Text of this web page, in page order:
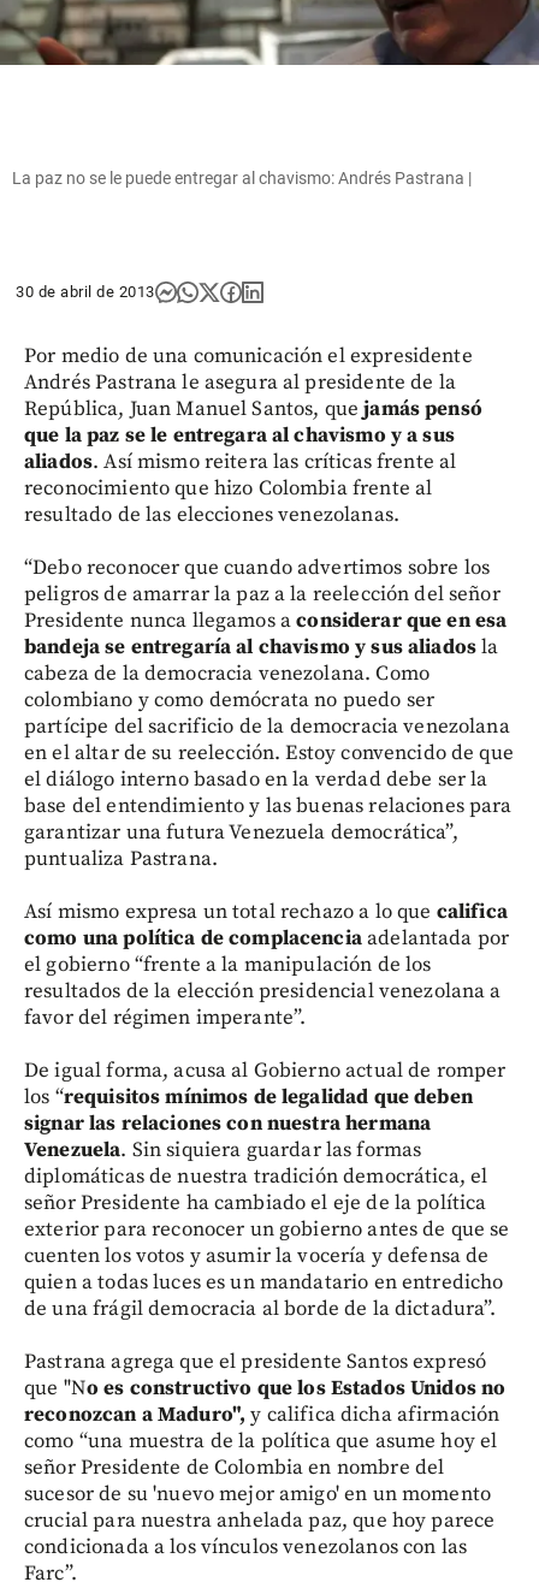
La paz no se le puede entregar al chavismo: Andrés Pastrana |
30 de abril de 2013
Por medio de una comunicación el expresidente
Andrés Pastrana le asegura al presidente de la
República, Juan Manuel Santos, quejamás pensó
que la paz se le entregara al chavismo y a sus
aliados. Así mismo reitera las críticas frente al
reconocimiento que hizo Colombia frente al
resultado de las elecciones venezolanas.
“Debo reconocer que cuando advertimos sobre los
peligros de amarrar la paz a la reelección del señor
Presidente nunca llegamos aconsiderar que en esa
bandeja se entregaría al chavismo y sus aliadosla
cabeza de la democracia venezolana. Como
colombiano y como demócrata no puedo ser
partícipe del sacrificio de la democracia venezolana
en el altar de su reelección. Estoy convencido de que
el diálogo interno basado en la verdad debe ser la
base del entendimiento y las buenas relaciones para
garantizar una futura Venezuela democrática”,
puntualiza Pastrana.
Así mismo expresa un total rechazo a lo que califica
como una política de complacenciaadelantada por
el gobierno “frente a la manipulación de los
resultados de la elección presidencial venezolana a
favor del régimen imperante”.
De igual forma, acusa al Gobierno actual de romper
los “requisitos mínimos de legalidad que deben
signar las relaciones con nuestra hermana
Venezuela. Sin siquiera guardar las formas
diplomáticas de nuestra tradición democrática, el
señor Presidente ha cambiado el eje de la política
exterior para reconocer un gobierno antes de que se
cuenten los votos y asumir la vocería y defensa de
quien a todas luces es un mandatario en entredicho
de una frágil democracia al borde de la dictadura”.
Pastrana agrega que el presidente Santos expresó
que "No es constructivo que los Estados Unidos no
reconozcan a Maduro", y califica dicha afirmación
como “una muestra de la política que asume hoy el
señor Presidente de Colombia en nombre del
sucesor de su 'nuevo mejor amigo' en un momento
crucial para nuestra anhelada paz, que hoy parece
condicionada a los vínculos venezolanos con las
Farc”.